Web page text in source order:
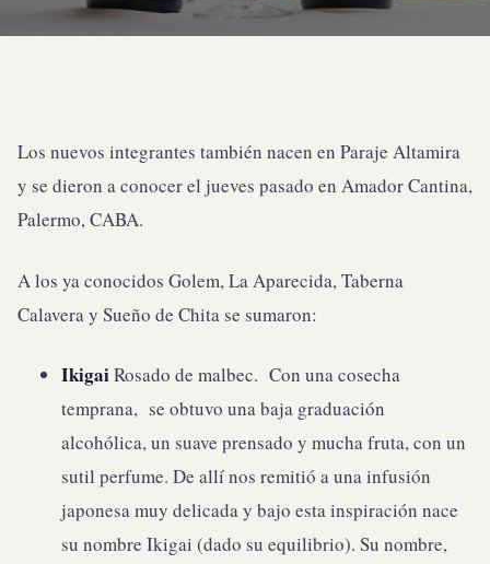
Los nuevos integrantes también nacen en Paraje Altamira
y se dieron a conocer el jueves pasado en Amador Cantina,
Palermo, CABA.
A los ya conocidos Golem, La Aparecida, Taberna
Calavera y Sueño de Chita se sumaron:
IkigaiRosado de malbec. Con una cosecha
temprana, se obtuvo una baja graduación
alcohólica, un suave prensado y mucha fruta, con un
sutil perfume. De allí nos remitió a una infusión
japonesa muy delicada y bajo esta inspiración nace
su nombre Ikigai (dado su equilibrio). Su nombre,